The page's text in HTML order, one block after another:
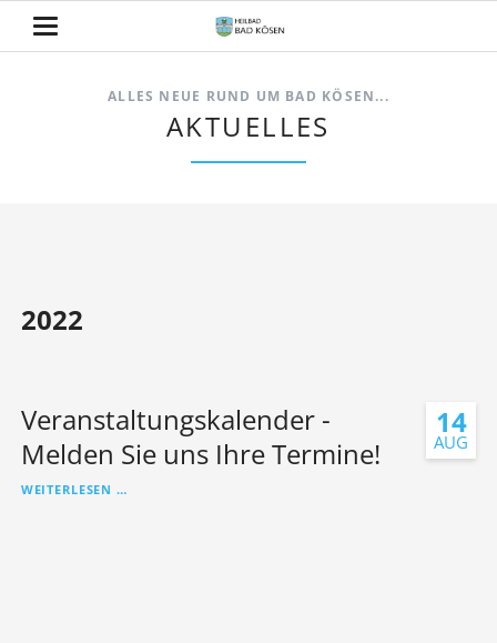
ALLES NEUE RUND UM BAD KÖSEN...
AKTUELLES
2022
14
AUG
Veranstaltungskalender -
Melden Sie uns Ihre Termine!
WEITERLESEN …VERANSTALTUNGSKALENDER